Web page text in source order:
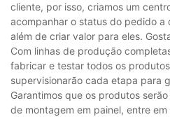
cliente, por isso, criamos um
acompanhar o status do pedido a
além de criar valor para eles.
Com linhas de produção
fabricar e testar todos os
supervisionarão cada etapa para
Garantimos que os produtos
de montagem em painel, entre